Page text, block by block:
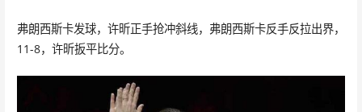
弗朗西斯卡发球，许昕正手抢冲斜线，弗朗西斯卡反手反拉出界，
11-8，许昕扳平比分。